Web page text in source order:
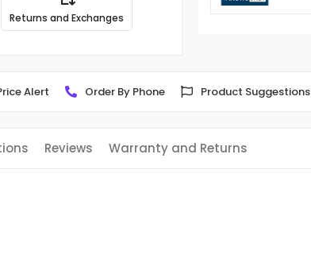
Returns and Exchanges
Alert Order By Phone Product Suggestions
Reviews Warranty and Returns